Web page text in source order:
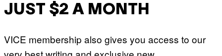
JUST $2 A MONTH
VICE membership also gives you access to our